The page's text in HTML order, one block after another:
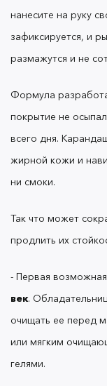
основ и помад.
средств для
основу.
- Вторая
другое
карандаш на
тогда, когда вы
важно
смажется и не
нанесите на руку
зафиксируется, и
размажутся и не
Формула
покрытие не
всего дня.
жирной кожи и
ни смоки.
Так что может
продлить их
- Первая
век.
очищать ее перед
или мягким
гелями.